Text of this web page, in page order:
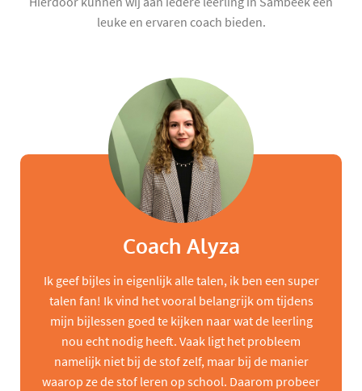
leuke en ervaren coach bieden.
Coach Alyza
Ik geef bijles in eigenlijk alle talen, ik ben een super
talen fan! Ik vind het vooral belangrijk om tijdens
mijn bijlessen goed te kijken naar wat de leerling
nou echt nodig heeft. Vaak ligt het probleem
namelijk niet bij de stof zelf, maar bij de manier
waarop ze de stof leren op school. Daarom probeer